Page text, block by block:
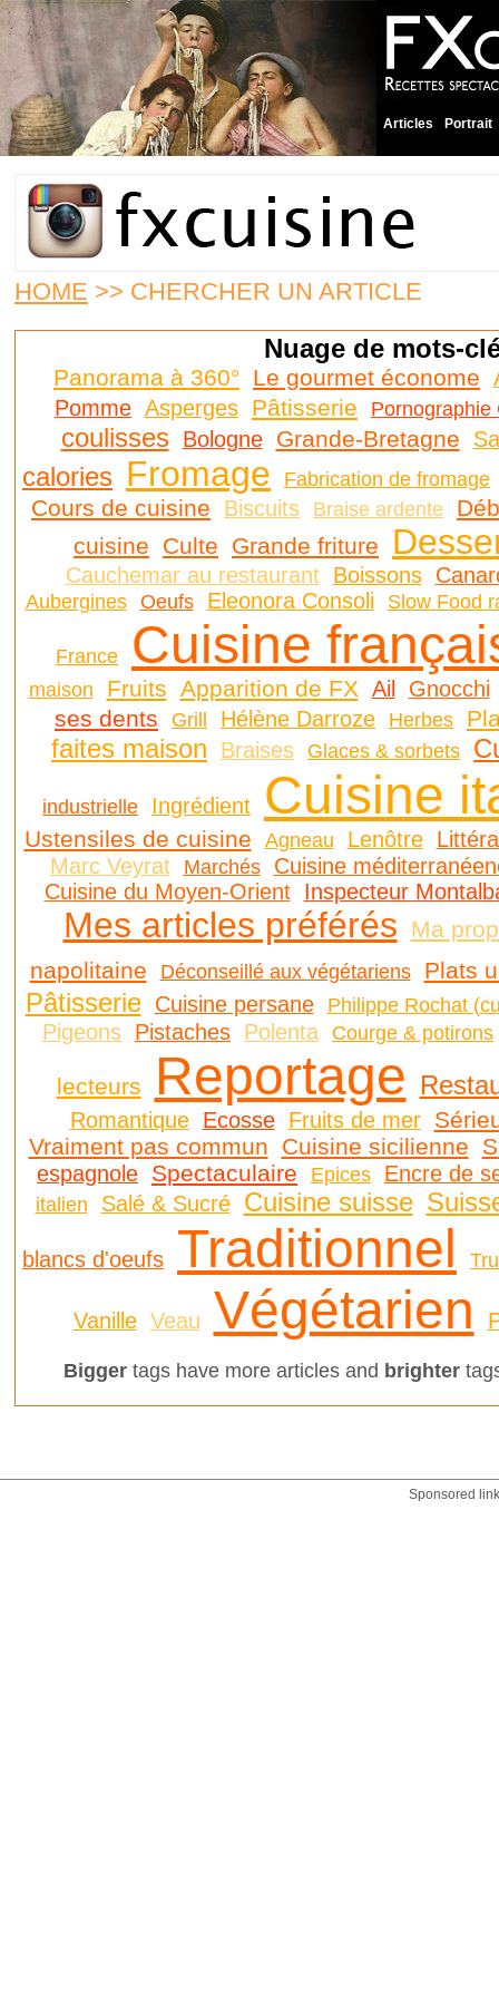
Articles Portrait
HOME >> CHERCHER UN ARTICLE
Nuage de mots-
Panorama à 360° Le gourmet économe
Pomme Asperges Pâtisserie Pornographie
coulisses Bologne Grande-Bretagne
calories Fromage Fabrication de fromage
Cours de cuisine Biscuits Braise ardente
cuisine
Culte Grande friture
Cauchemar au restaurant Boissons
Aubergines Oeufs Eleonora Consoli Slow Food
France Cuisine
maison Fruits Apparition de FX Ail Gnocchi
ses dents Grill Hélène Darroze Herbes
faites maison Braises Glaces & sorbets
industrielle Ingrédient Cuisine
Ustensiles de cuisine Agneau Lenôtre
Marc Veyrat
Marchés
Cuisine
Cuisine du Moyen-Orient
Inspecteur
Mes articles préférés
Ma
napolitaine
Déconseillé aux végétariens Plats
Pâtisserie Cuisine persane Philippe Rochat
Pigeons Pistaches Polenta Courge & potirons
lecteurs Reportage
Romantique Ecosse Fruits de mer
Vraiment pas commun
Cuisine sicilienne
espagnole Spectaculaire Epices Encre de
italien Salé & Sucré Cuisine suisse
blancs d'oeufs Traditionnel
Vanille Veau Végétarien
Biggertags have more articles and brighter
Sponsored